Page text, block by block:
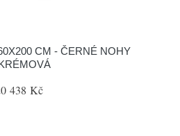
CM - ČERNÉ NOHY
438 Kč